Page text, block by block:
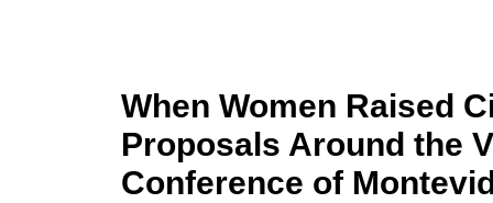
When Women Raised
Proposals Around the
Conference of